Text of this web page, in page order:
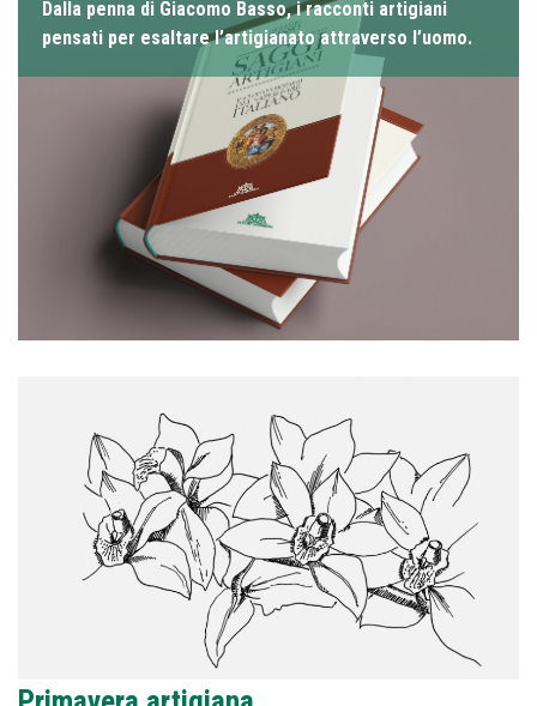
Dalla penna di Giacomo Basso, i racconti artigiani
pensati per esaltare l’artigianato attraverso l’uomo.